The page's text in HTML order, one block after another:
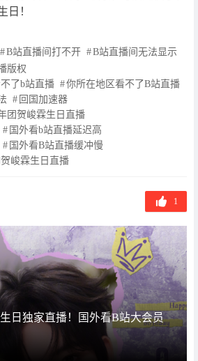
日！
B站直播间打不开
B站直播间无法显示
版权
了b站直播
你所在地区看不了B站直播
回国加速器
团贺峻霖生日直播
国外看b站直播延迟高
国外看B站直播缓冲慢
峻霖生日直播
1
日独家直播！国外看B站大会员